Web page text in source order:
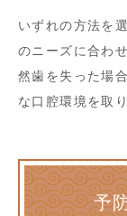
いずれの方法を
のニーズに合わ
然歯を失った場
な口腔環境を取
予